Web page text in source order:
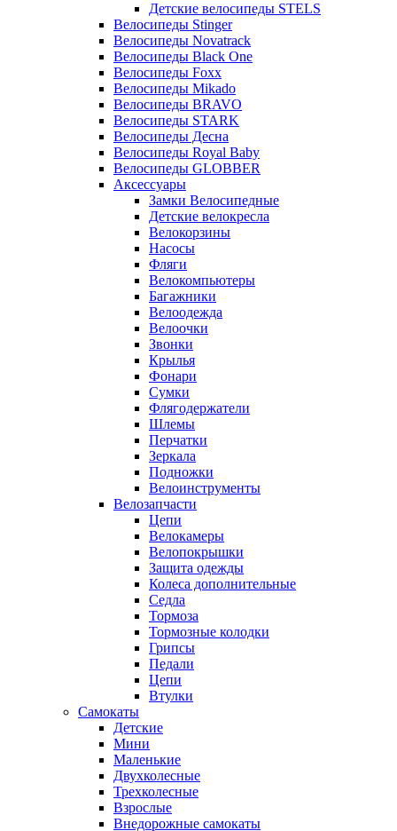
Детские велосипеды STELS
Велосипеды Stinger
Велосипеды Novatrack
Велосипеды Black One
Велосипеды Foxx
Велосипеды Mikado
Велосипеды BRAVO
Велосипеды STARK
Велосипеды Десна
Велосипеды Royal Baby
Велосипеды GLOBBER
Аксессуары
Замки Велосипедные
Детские велокресла
Велокорзины
Насосы
Фляги
Велокомпьютеры
Багажники
Велоодежда
Велоочки
Звонки
Крылья
Фонари
Сумки
Флягодержатели
Шлемы
Перчатки
Зеркала
Подножки
Велоинструменты
Велозапчасти
Цепи
Велокамеры
Велопокрышки
Защита одежды
Колеса дополнительные
Седла
Тормоза
Тормозные колодки
Грипсы
Педали
Цепи
Втулки
Самокаты
Детские
Мини
Маленькие
Двухколесные
Трехколесные
Взрослые
Внедорожные самокаты